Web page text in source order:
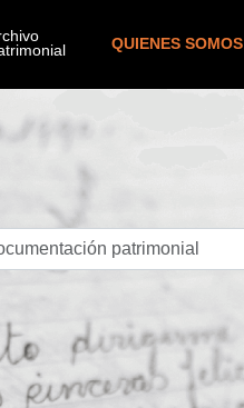
QUIENES SOMOS